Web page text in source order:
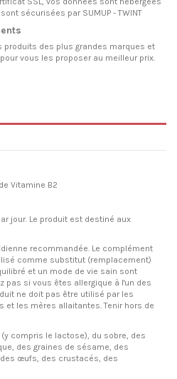
sécurisées par SUMUP - TWINT
des plus grandes marques et
vous les proposer au meilleur prix.
Vitamine B2
jour. Le produit est destiné aux
recommandée. Le complément
comme substitut (remplacement)
et un mode de vie sain sont
pas si vous êtes allergique à l'un des
ne doit pas être utilisé par les
les mères allaitantes. Tenir hors de
compris le lactose), du sobre, des
des graines de sésame, des
œufs, des crustacés, des